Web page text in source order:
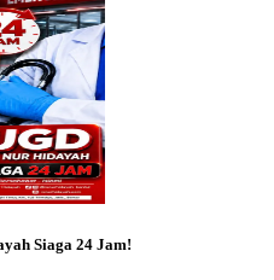
Siaga 24 Jam!